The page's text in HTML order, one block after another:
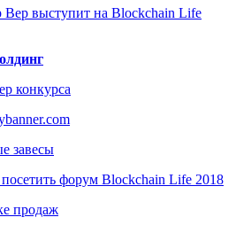
выступит на Blockchain Life
конкурса
завесы
форум Blockchain Life 2018
продаж